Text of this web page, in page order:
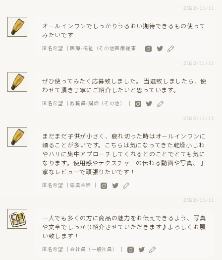
2022/11/11
オールインワンでしっかりうるおい期待できるもの使って
みたいです
匿名希望 ｜医療/福祉（その他医療従事 ｜
2022/11/11
ぜひ使ってみたく応募致しました。 当選致しましたら、使
わせて頂き丁寧にご紹介したいと思っています。
匿名希望 ｜教職員/講師（その他） ｜
2022/11/11
まだまだ子供が小さく、疲れ切った時はオールインワンに
頼ることが多いです。こちらは気になってきた乾燥小じわ
やハリに集中アプローチしてくれるとのことでとても気に
なります。使用感やテクスチャーの伝わる動画や写真、丁
寧なレビューで頑張りたいです！
匿名希望 ｜専業主婦 ｜
2022/11/11
一人でも多くの方に商品の魅力をお伝えできるよう、写真
や文章でしっかり紹介させていただきます♪よろしくお願
い致します！
匿名希望 ｜会社員（一般社員） ｜